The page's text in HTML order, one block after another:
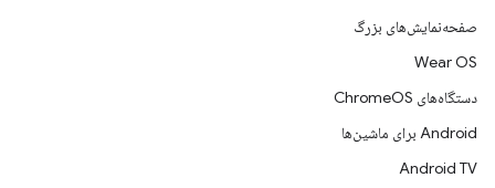
صفحه‌نمایش‌های بزرگ
Wear OS
دستگاه‌های ChromeOS
Android برای ماشین‌ها
Android TV